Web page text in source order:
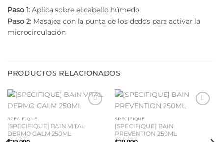
Paso 1: Aplica sobre el cabello húmedo
Paso 2: Masajea con la punta de los dedos para activar la
microcirculación
PRODUCTOS RELACIONADOS
SPECIFIQUE
[SPECIFIQUE] BAIN VITAL
DERMO CALM 250ML
SPECIFIQUE
[SPECIFIQUE] BAIN
PREVENTION 250ML